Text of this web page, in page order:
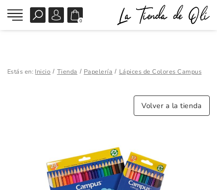
0
Estás en: Inicio Tienda Papelería Lápices de Colores Campus
Volver a la tienda